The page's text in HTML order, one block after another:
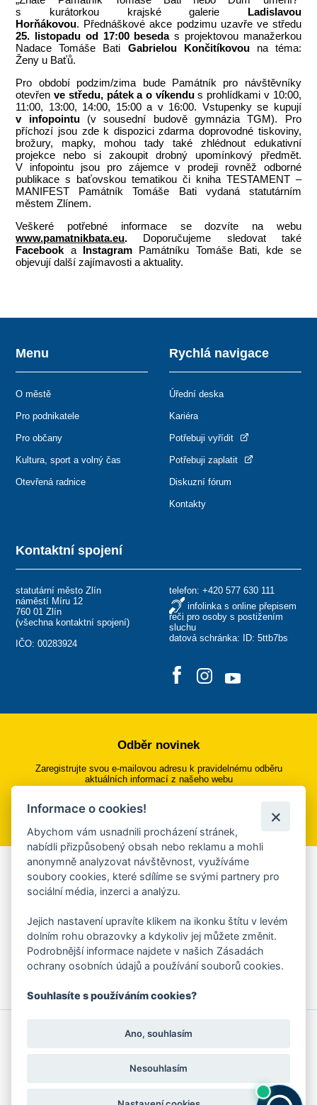
s kurátorkou krajské galerie Ladislavou
Horňákovou. Přednáškové akce podzimu uzavře ve středu
25. listopadu od 17:00 besedas projektovou manažerkou
Nadace Tomáše Bati Gabrielou Končitíkovouna téma:
Ženy u Baťů.
Pro období podzim/zima bude Památník pro návštěvníky
otevřenve středu, pátek a o víkendus prohlídkami v 10:00,
11:00, 13:00, 14:00, 15:00 a v 16:00. Vstupenky se kupují
v infopointu(v sousední budově gymnázia TGM). Pro
příchozí jsou zde k dispozici zdarma doprovodné tiskoviny,
brožury, mapky, mohou tady také zhlédnout edukativní
projekce nebo si zakoupit drobný upomínkový předmět.
V infopointu jsou pro zájemce v prodeji rovněž odborné
publikace s baťovskou tematikou či kniha TESTAMENT –
MANIFEST Památník Tomáše Bati vydaná statutárním
městem Zlínem.
Veškeré potřebné informace se dozvíte na webu
www.pamatnikbata.eu. Doporučujeme sledovat také
Facebook a Instagram Památníku Tomáše Bati, kde se
objevují další zajímavosti a aktuality.
Kontaktní spojení
statutární město Zlín
náměstí Míru 12
760 01 Zlín
(všechna kontaktní spojení)
IČO: 00283924
telefon: +420 577 630 111
infolinka s online přepisem
řeči pro osoby s postižením
sluchu
datová schránka: ID: 5ttb7bs
Menu
O městě
Pro podnikatele
Pro občany
Kultura, sport a volný čas
Otevřená radnice
Rychlá navigace
Úřední deska
Kariéra
Potřebuji vyřídit
Potřebuji zaplatit
Diskuzní fórum
Kontakty
Odběr novinek
Zaregistrujte svou e-mailovou adresu k pravidelnému odběru
aktuálních informací z našeho webu
Přihlásit se k odběru
Aplikace Mobilní rozhlas
Chcete dostávat do svého mobilu či mailu upozornění na
ankety, pozvánky na kulturní a sportovní akce?
Více informací o aplikaci
Ochrana osobních údajů
Informace o cookies!
Abychom vám usnadnili procházení stránek,
nabídli přizpůsobený obsah nebo reklamu a mohli
anonymně analyzovat návštěvnost, využíváme
soubory cookies, které sdílíme se svými partnery pro
sociální média, inzerci a analýzu.
Jejich nastavení upravíte klikem na ikonku štítu v levém
dolním rohu obrazovky a kdykoliv jej můžete změnit.
Podrobnější informace najdete v našich Zásadách
ochrany osobních údajů a používání souborů cookies.
Souhlasíte s používáním cookies?
Ano, souhlasím
Nesouhlasím